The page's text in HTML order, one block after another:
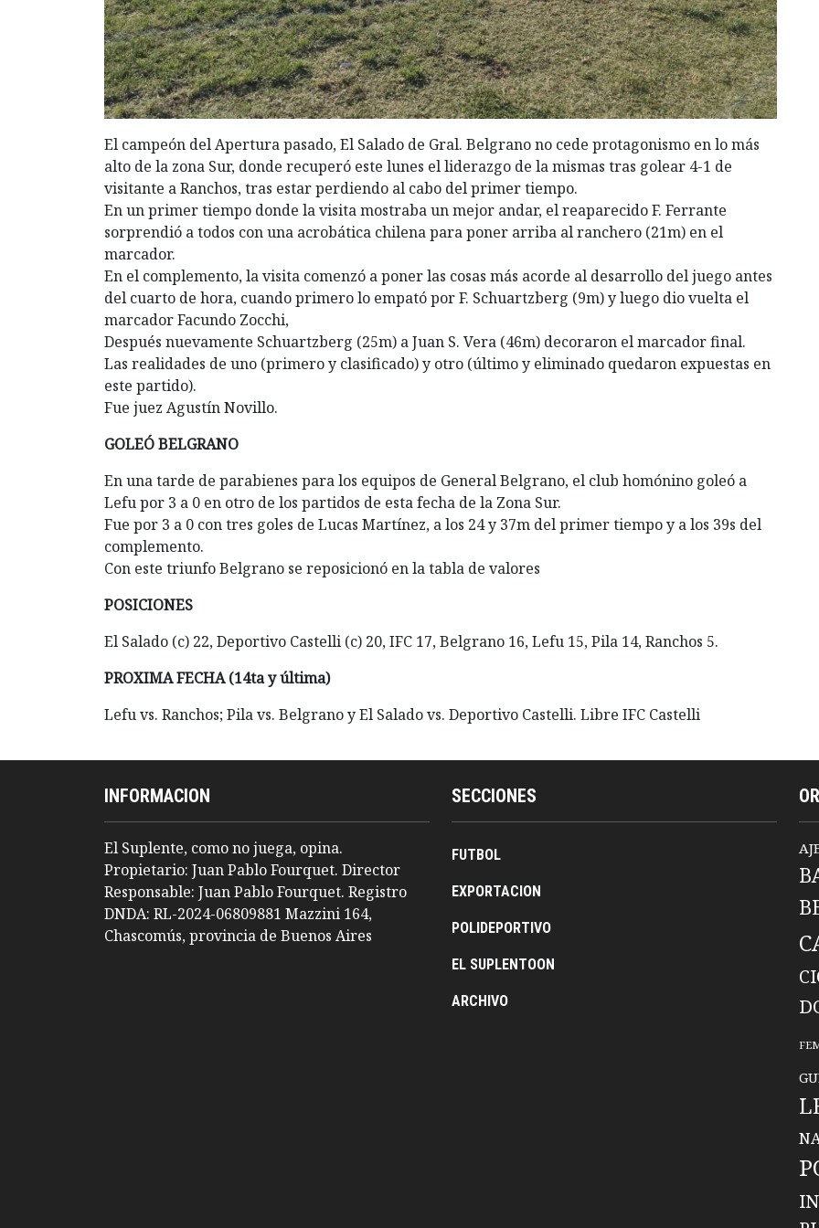
El campeón del Apertura pasado, El Salado de Gral. Belgrano no cede protagonismo en lo más
alto de la zona Sur, donde recuperó este lunes el liderazgo de la mismas tras golear 4-1 de
visitante a Ranchos, tras estar perdiendo al cabo del primer tiempo.
En un primer tiempo donde la visita mostraba un mejor andar, el reaparecido F. Ferrante
sorprendió a todos con una acrobática chilena para poner arriba al ranchero (21m) en el
marcador.
En el complemento, la visita comenzó a poner las cosas más acorde al desarrollo del juego antes
del cuarto de hora, cuando primero lo empató por F. Schuartzberg (9m) y luego dio vuelta el
marcador Facundo Zocchi,
Después nuevamente Schuartzberg (25m) a Juan S. Vera (46m) decoraron el marcador final.
Las realidades de uno (primero y clasificado) y otro (último y eliminado quedaron expuestas en
este partido).
Fue juez Agustín Novillo.
GOLEÓ BELGRANO
En una tarde de parabienes para los equipos de General Belgrano, el club homónino goleó a
Lefu por 3 a 0 en otro de los partidos de esta fecha de la Zona Sur.
Fue por 3 a 0 con tres goles de Lucas Martínez, a los 24 y 37m del primer tiempo y a los 39s del
complemento.
Con este triunfo Belgrano se reposicionó en la tabla de valores
POSICIONES
El Salado (c) 22, Deportivo Castelli (c) 20, IFC 17, Belgrano 16, Lefu 15, Pila 14, Ranchos 5.
PROXIMA FECHA (14ta y última)
Lefu vs. Ranchos; Pila vs. Belgrano y El Salado vs. Deportivo Castelli. Libre IFC Castelli
INFORMACION
El Suplente, como no juega, opina.
Propietario: Juan Pablo Fourquet. Director
Responsable: Juan Pablo Fourquet. Registro
DNDA: RL-2024-06809881 Mazzini 164,
Chascomús, provincia de Buenos Aires
SECCIONES
FUTBOL
EXPORTACION
POLIDEPORTIVO
EL SUPLENTOON
ARCHIVO